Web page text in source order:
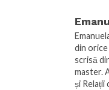
din
scrisă
master.
și Relații